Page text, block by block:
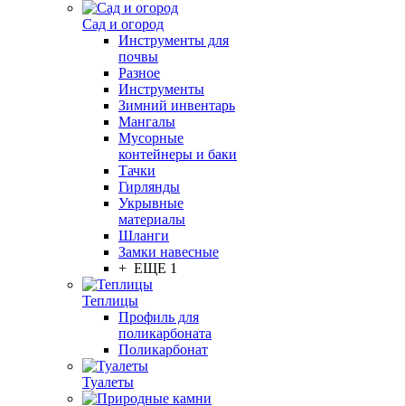
Сад и огород
Инструменты для
почвы
Разное
Инструменты
Зимний инвентарь
Мангалы
Мусорные
контейнеры и баки
Тачки
Гирлянды
Укрывные
материалы
Шланги
Замки навесные
+ ЕЩЕ 1
Теплицы
Профиль для
поликарбоната
Поликарбонат
Туалеты